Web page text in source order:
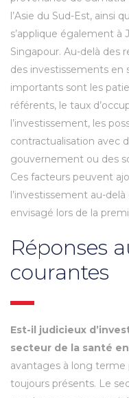
l’Asie du Sud-Est, ainsi
s’applique également à
Singapour. Au-delà des
des investissements en
importants sont les
référents, le taux
l’investissement, les
contractualisation avec
gouvernement ou des
Ces facteurs peuvent
l’investissement au-
envisagé lors de la
Réponses
courantes
Est-il judicieux
secteur de la santé
avantages à long
toujours présents. Le